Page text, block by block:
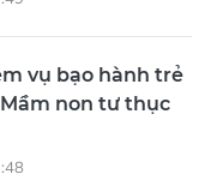
vụ bạo hành trẻ
non tư thục